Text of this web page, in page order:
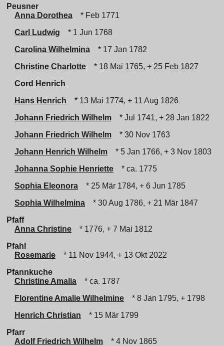
Peusner
Anna Dorothea
* Feb 1771
Carl Ludwig
* 1 Jun 1768
Carolina Wilhelmina
* 17 Jan 1782
Christine Charlotte
* 18 Mai 1765, + 25 Feb 1827
Cord Henrich
Hans Henrich
* 13 Mai 1774, + 11 Aug 1826
Johann Friedrich Wilhelm
* Jul 1741, + 28 Jan 1822
Johann Friedrich Wilhelm
* 30 Nov 1763
Johann Henrich Wilhelm
* 5 Jan 1766, + 3 Nov 1803
Johanna Sophie Henriette
* ca. 1775
Sophia Eleonora
* 25 Mär 1784, + 6 Jun 1785
Sophia Wilhelmina
* 30 Aug 1786, + 21 Mär 1847
Pfaff
Anna Christine
* 1776, + 7 Mai 1812
Pfahl
Rosemarie
* 11 Nov 1944, + 13 Okt 2022
Pfannkuche
Christine Amalia
* ca. 1787
Florentine Amalie Wilhelmine
* 8 Jan 1795, + 1798
Henrich Christian
* 15 Mär 1799
Pfarr
Adolf Friedrich Wilhelm
* 4 Nov 1865